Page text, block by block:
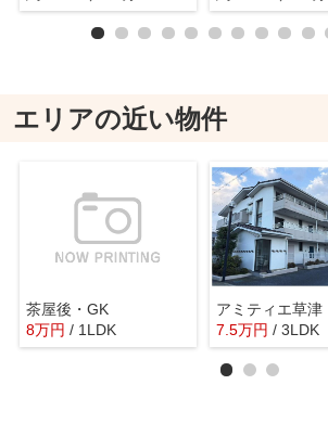
エリアの近い物件
茶屋後・GK
8万円 / 1LDK
アミティエ草津
7.5万円 / 3LDK